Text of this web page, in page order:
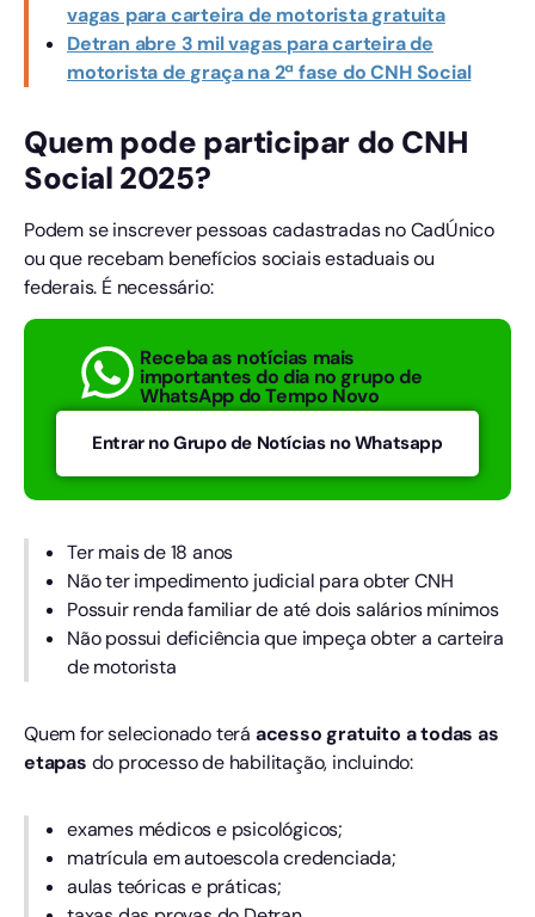
vagas para carteira de motorista gratuita
Detran abre 3 mil vagas para carteira de
motorista de graça na 2ª fase do CNH Social
Quem pode participar do CNH
Social 2025?
Podem se inscrever pessoas cadastradas no CadÚnico
ou que recebam benefícios sociais estaduais ou
federais. É necessário:
Receba as notícias mais
importantes do dia no grupo de
WhatsApp do Tempo Novo
Entrar no Grupo de Notícias no Whatsapp
Ter mais de 18 anos
Não ter impedimento judicial para obter CNH
Possuir renda familiar de até dois salários mínimos
Não possui deficiência que impeça obter a carteira
de motorista
Quem for selecionado terá acesso gratuito a todas as
etapas do processo de habilitação, incluindo:
exames médicos e psicológicos;
matrícula em autoescola credenciada;
aulas teóricas e práticas;